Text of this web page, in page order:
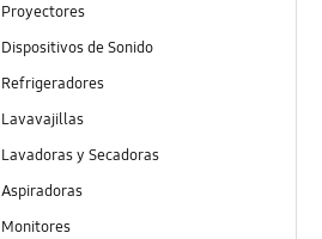
Proyectores
Dispositivos de Sonido
Refrigeradores
Lavavajillas
Lavadoras y Secadoras
Aspiradoras
Monitores